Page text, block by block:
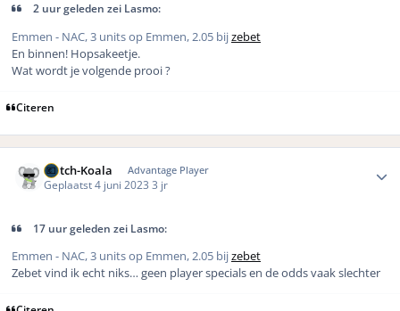
2 uur geleden zei Lasmo:
Emmen - NAC, 3 units op Emmen, 2.05 bijzebet
En binnen! Hopsakeetje.
Wat wordt je volgende prooi ?
Citeren
Dutch-Koala Advantage Player
Geplaatst4 juni 2023 3 jr
17 uur geleden zei Lasmo:
Emmen - NAC, 3 units op Emmen, 2.05 bijzebet
Zebet vind ik echt niks… geen player specials en de odds vaak slechter